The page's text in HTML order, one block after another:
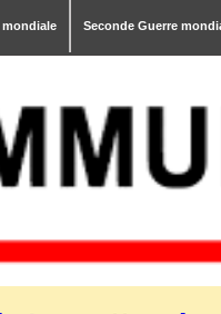
mondiale Seconde Guerre